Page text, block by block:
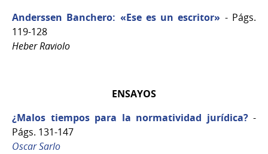
Anderssen Banchero: «Ese es un escritor» - Págs.
119-128
Heber Raviolo
ENSAYOS
¿Malos tiempos para la normatividad jurídica? -
Págs. 131-147
Oscar Sarlo